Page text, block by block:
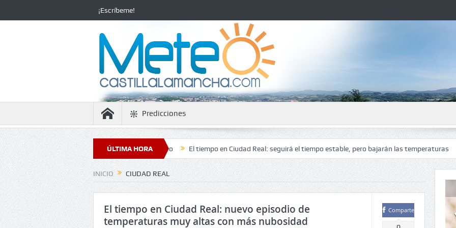
¡Escríbeme!
Predicciones
ÚLTIMA HORA
estabilidad con temperaturas en ascenso El tiempo en Ciudad Real: seguirá el tiempo estable, pero bajarán las temperaturas El
INICIO CIUDAD REAL
El tiempo en Ciudad Real: nuevo episodio de
temperaturas muy altas con más nubosidad
Comparte